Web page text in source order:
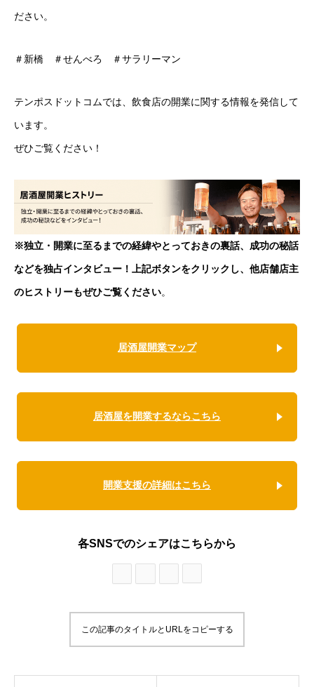
ださい。
＃新橋 ＃せんべろ ＃サラリーマン
テンポスドットコムでは、飲食店の開業に関する情報を発信して
います。
ぜひご覧ください！
※独立・開業に至るまでの経緯やとっておきの裏話、成功の秘話
などを独占インタビュー！上記ボタンをクリックし、他店舗店主
のヒストリーもぜひご覧ください。
居酒屋開業マップ
居酒屋を開業するならこちら
開業支援の詳細はこちら
各SNSでのシェアはこちらから
この記事のタイトルとURLをコピーする